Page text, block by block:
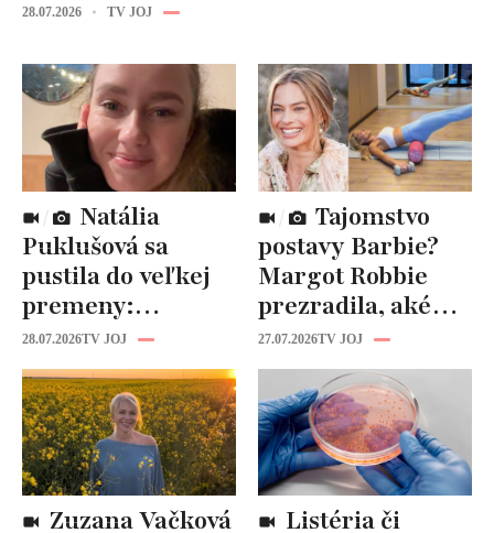
28.07.2026 TV JOJ
Puklušová sa
pustila do veľkej
premeny:
Odborníci však
varujú, pozor na
prísne diéty!
28.07.2026TV JOJ
postavy Barbie?
Margot Robbie
prezradila, aké
cviky jej pomohli
spevniť celé telo
27.07.2026TV JOJ